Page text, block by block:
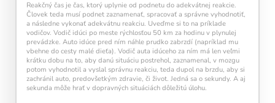
Modré políčko:Bez tréningu
Oranžové políčko:Farba ukazuje intenzitu
tréningu, ako svietivosť žiarovky.
1 cvičenie = 20 % intenzity
5 cvičení = 100 % intenzity
1 2 3 4 5
Reakčný čas je čas, ktorý uplynie od podnetu do adekvátnej reakcie.
Človek teda musí podnet zaznamenať, spracovať a správne vyhodnotiť,
a následne vykonať adekvátnu reakciu. Uveďme si to na príklade
vodičov. Vodič idúci po meste rýchlosťou 50 km za hodinu v plynulej
prevádzke. Auto idúce pred ním náhle prudko zabrzdí (napríklad mu
vbehne do cesty malé dieťa). Vodič auta idúceho za ním má len veľmi
krátku dobu na to, aby danú situáciu postrehol, zaznamenal, v mozgu
potom vyhodnotil a vyslal správnu reakciu, teda dupol na brzdu, aby si
zachránil auto, predovšetkým zdravie, či život. Jedná sa o sekundy. A aj
sekunda môže hrať v dopravných situáciách dôležitú úlohu.